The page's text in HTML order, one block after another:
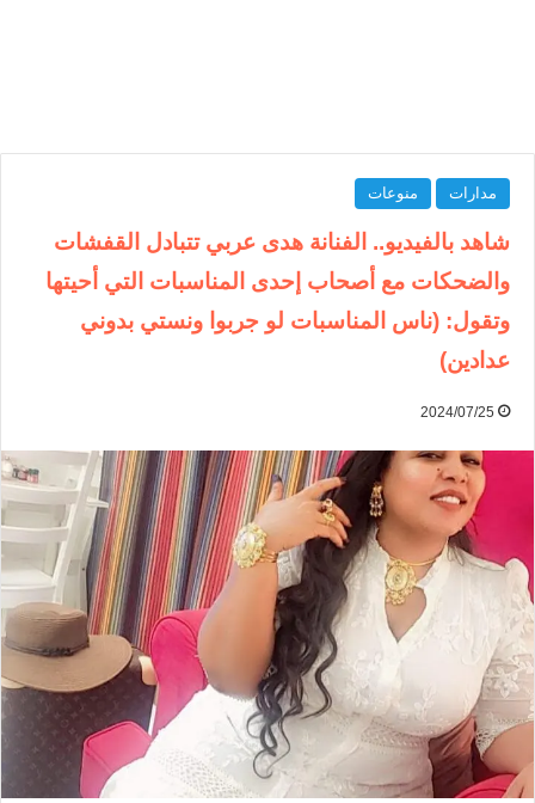
مدارات منوعات
شاهد بالفيديو.. الفنانة هدى عربي تتبادل القفشات
والضحكات مع أصحاب إحدى المناسبات التي أحيتها
وتقول: (ناس المناسبات لو جربوا ونستي بدوني
عدادين)
2024/07/25